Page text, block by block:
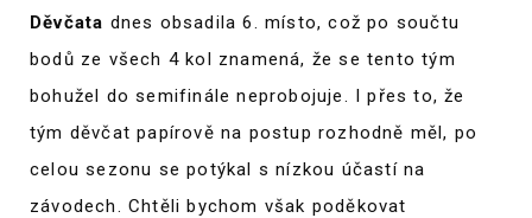
Děvčata dnes obsadila 6. místo, což po součtu
bodů ze všech 4 kol znamená, že se tento tým
bohužel do semifinále neprobojuje. I přes to, že
tým děvčat papírově na postup rozhodně měl, po
celou sezonu se potýkal s nízkou účastí na
závodech. Chtěli bychom však poděkovat